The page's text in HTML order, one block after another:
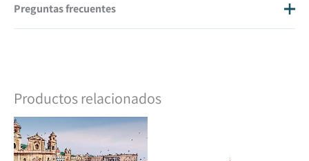
Tamaño
Preguntas frecuentes
Una vez hayamos recibido la transferencia o el pago con tarjeta del
Productos relacionados